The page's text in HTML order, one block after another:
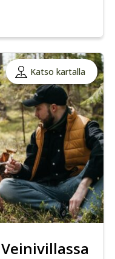
Katso kartalla